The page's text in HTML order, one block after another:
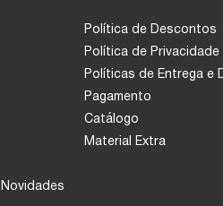
Política de Descontos
Política de Privacidade
Políticas de Entrega e
Pagamento
Catálogo
Material Extra